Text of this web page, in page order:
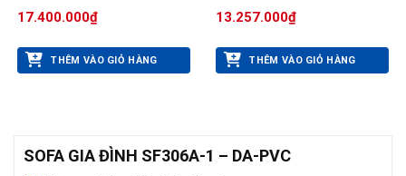
17.400.000₫
THÊM VÀO GIỎ HÀNG
13.257.000₫
THÊM VÀO GIỎ HÀNG
SOFA GIA ĐÌNH SF306A-1 – DA-PVC